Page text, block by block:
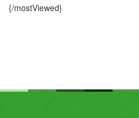
{/mostViewed}